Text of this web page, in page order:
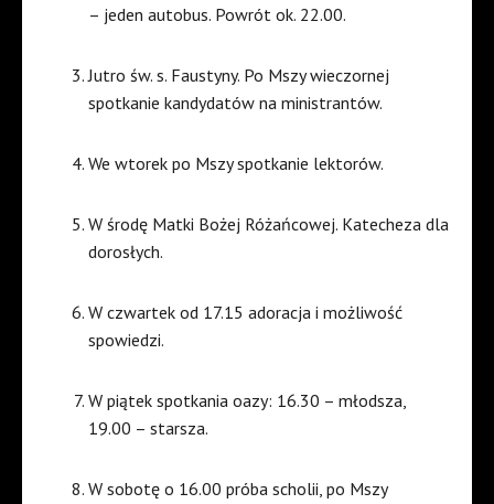
– jeden autobus. Powrót ok. 22.00.
Jutro św. s. Faustyny. Po Mszy wieczornej
spotkanie kandydatów na ministrantów.
We wtorek po Mszy spotkanie lektorów.
W środę Matki Bożej Różańcowej. Katecheza dla
dorosłych.
W czwartek od 17.15 adoracja i możliwość
spowiedzi.
W piątek spotkania oazy: 16.30 – młodsza,
19.00 – starsza.
W sobotę o 16.00 próba scholii, po Mszy